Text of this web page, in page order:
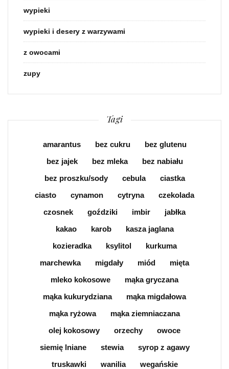
wypieki
wypieki i desery z warzywami
z owocami
zupy
Tagi
amarantus bez cukru
bez glutenu
bez jajek
bez mleka
bez nabiału
bez proszku/sody
cebula
ciastka
ciasto
cynamon cytryna
czekolada
czosnek
goździki imbir
jabłka
kakao
karob
kasza jaglana
kozieradka
ksylitol
kurkuma
marchewka
migdały miód
mięta
mleko kokosowe
mąka gryczana
mąka kukurydziana
mąka migdałowa
mąka ryżowa
mąka ziemniaczana
olej kokosowy
orzechy
owoce
siemię lniane
stewia
syrop z agawy
truskawki
wanilia
wegańskie